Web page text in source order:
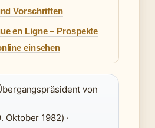
Vorschriften
en Ligne – Prospekte
einsehen
von
Oktober 1982) ·